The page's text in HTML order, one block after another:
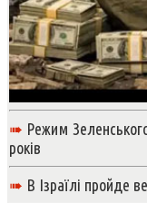
➠ Режим
років
➠ В Ізраїлі пройде